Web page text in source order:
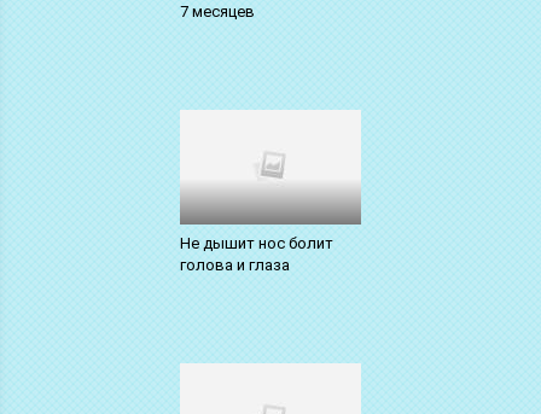
7 месяцев
Не дышит нос болит
голова и глаза